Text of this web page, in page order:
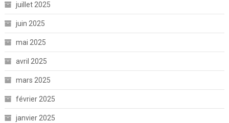
juillet 2025
juin 2025
mai 2025
avril 2025
mars 2025
février 2025
janvier 2025